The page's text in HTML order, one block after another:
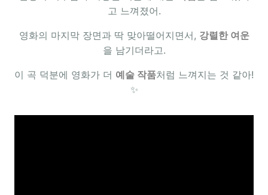
고 느껴졌어.
영화의 마지막 장면과 딱 맞아떨어지면서, 강렬한 여운
을 남기더라고.
이 곡 덕분에 영화가 더 예술 작품처럼 느껴지는 것 같아!
✨